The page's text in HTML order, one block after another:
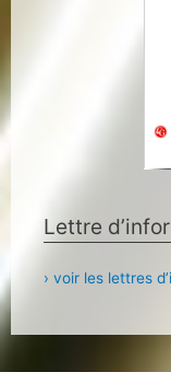
Lettre
› voir les lettres